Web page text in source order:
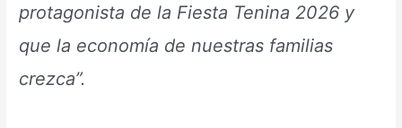
protagonista de la Fiesta Tenina 2026 y
que la economía de nuestras familias
crezca”.